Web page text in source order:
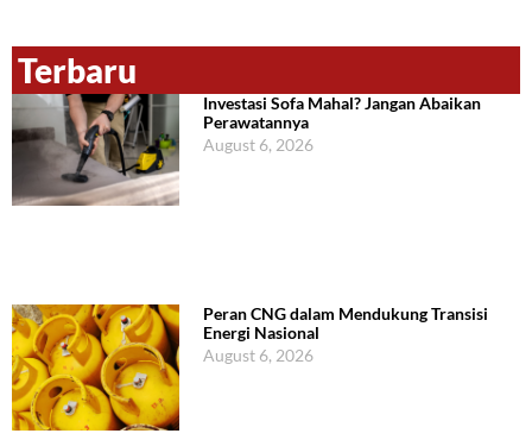
Terbaru
Investasi Sofa Mahal? Jangan Abaikan
Perawatannya
August 6, 2026
Peran CNG dalam Mendukung Transisi
Energi Nasional
August 6, 2026